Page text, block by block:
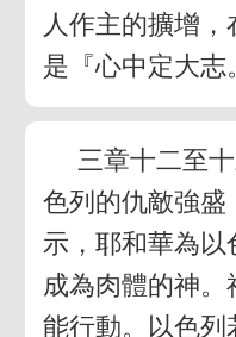
人作主的擴增
是『心中定大
三章十二至
色列的仇敵強盛
示，耶和華為以
成為肉體的神
能行動。以色列